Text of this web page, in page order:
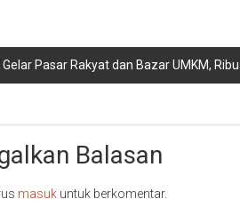
Gelar Pasar Rakyat dan Bazar UMKM,
Balasan
masuk untuk berkomentar.